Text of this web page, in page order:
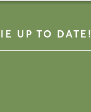
UP TO DATE!